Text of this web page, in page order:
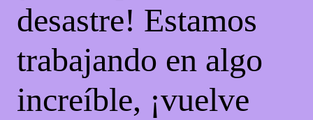
desastre! Estamos
trabajando en algo
increíble, ¡vuelve